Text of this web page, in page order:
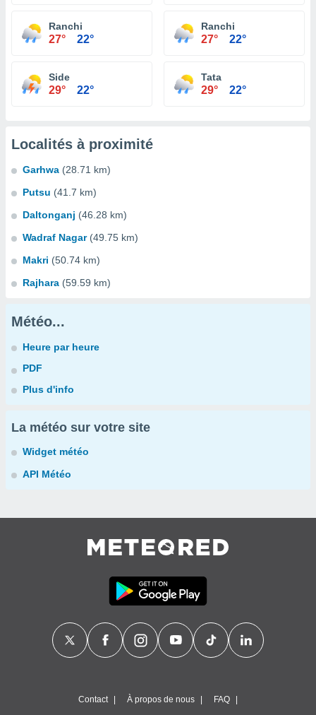
Ranchi
27° 22°
Ranchi
27° 22°
Side
29° 22°
Tata
29° 22°
Localités à proximité
Garhwa (28.71 km)
Putsu (41.7 km)
Daltonganj (46.28 km)
Wadraf Nagar (49.75 km)
Makri (50.74 km)
Rajhara (59.59 km)
Météo...
Heure par heure
PDF
Plus d'info
La météo sur votre site
Widget météo
API Météo
Contact À propos de nous FAQ